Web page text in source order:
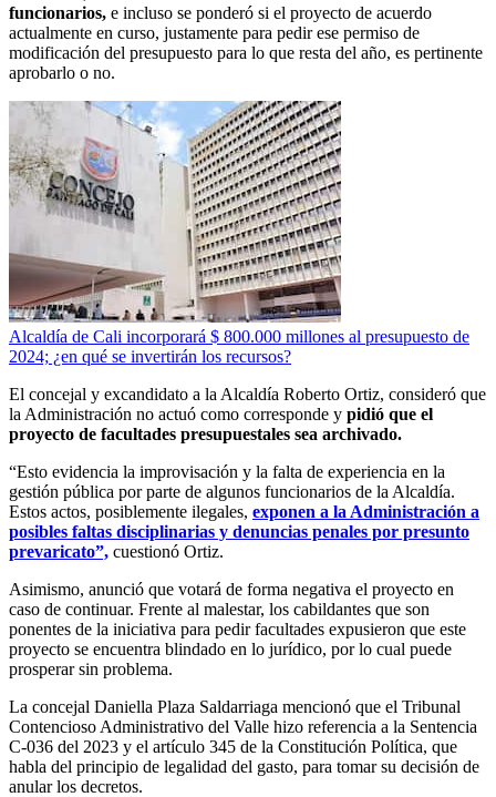
funcionarios, e incluso se ponderó si el proyecto de acuerdo
actualmente en curso, justamente para pedir ese permiso de
modificación del presupuesto para lo que resta del año, es pertinente
aprobarlo o no.
Alcaldía de Cali incorporará $ 800.000 millones al presupuesto de
2024; ¿en qué se invertirán los recursos?
El concejal y excandidato a la Alcaldía Roberto Ortiz, consideró que
la Administración no actuó como corresponde y pidió que el
proyecto de facultades presupuestales sea archivado.
“Esto evidencia la improvisación y la falta de experiencia en la
gestión pública por parte de algunos funcionarios de la Alcaldía.
Estos actos, posiblemente ilegales, exponen a la Administración a
posibles faltas disciplinarias y denuncias penales por presunto
prevaricato”, cuestionó Ortiz.
Asimismo, anunció que votará de forma negativa el proyecto en
caso de continuar. Frente al malestar, los cabildantes que son
ponentes de la iniciativa para pedir facultades expusieron que este
proyecto se encuentra blindado en lo jurídico, por lo cual puede
prosperar sin problema.
La concejal Daniella Plaza Saldarriaga mencionó que el Tribunal
Contencioso Administrativo del Valle hizo referencia a la Sentencia
C-036 del 2023 y el artículo 345 de la Constitución Política, que
habla del principio de legalidad del gasto, para tomar su decisión de
anular los decretos.